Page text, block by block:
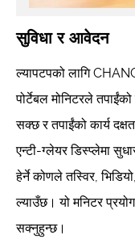
सुविधा र आवेदन
ल्यापटपको लागि
पोर्टेबल मोनिटरले
सक्छ र तपाईंको कार्य
एन्टी-ग्लेयर डिस्प्लेमा
हेर्ने कोणले तस्विर,
ल्याउँछ। यो मनिटर
सक्नुहुन्छ।